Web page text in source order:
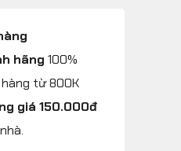
hãng 100%
từ 800K
giá 150.000đ